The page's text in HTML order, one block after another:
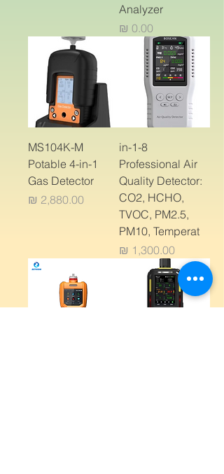
Analyzer
מחיר
8-in-1
Professional Air
Quality Detector:
CO2, HCHO,
TVOC, PM2.5,
PM10, Temperat
מחיר
MS104K-M
Potable 4-in-1
Gas Detector
מחיר